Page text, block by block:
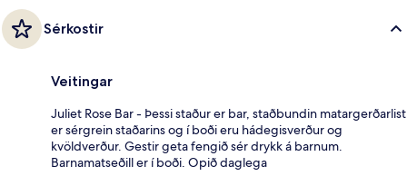
Sérkostir
Veitingar
Juliet Rose Bar - Þessi staður er bar, staðbundin matargerðarlist
er sérgrein staðarins og í boði eru hádegisverður og
kvöldverður. Gestir geta fengið sér drykk á barnum.
Barnamatseðill er í boði. Opið daglega